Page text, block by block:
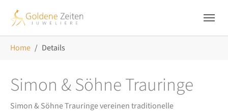
Home Details
Simon & Söhne Trauringe
Simon & Söhne Trauringe vereinen traditionelle